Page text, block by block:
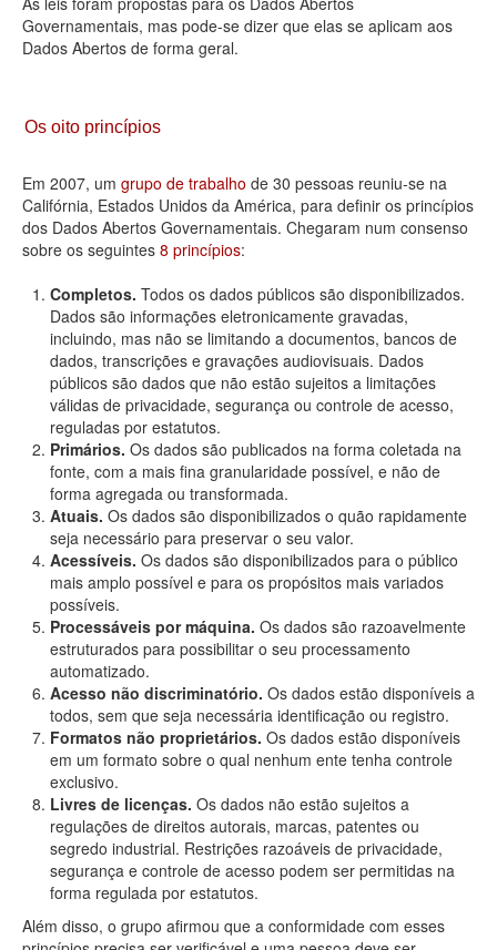
Governamentais, mas pode-se dizer que elas se aplicam aos
Dados Abertos de forma geral.
Os oito princípios
Em 2007, um grupo de trabalho de 30 pessoas reuniu-se na
Califórnia, Estados Unidos da América, para definir os princípios
dos Dados Abertos Governamentais. Chegaram num consenso
sobre os seguintes 8 princípios:
Completos. Todos os dados públicos são disponibilizados.
Dados são informações eletronicamente gravadas,
incluindo, mas não se limitando a documentos, bancos de
dados, transcrições e gravações audiovisuais. Dados
públicos são dados que não estão sujeitos a limitações
válidas de privacidade, segurança ou controle de acesso,
reguladas por estatutos.
Primários. Os dados são publicados na forma coletada na
fonte, com a mais fina granularidade possível, e não de
forma agregada ou transformada.
Atuais. Os dados são disponibilizados o quão rapidamente
seja necessário para preservar o seu valor.
Acessíveis. Os dados são disponibilizados para o público
mais amplo possível e para os propósitos mais variados
possíveis.
Processáveis por máquina. Os dados são razoavelmente
estruturados para possibilitar o seu processamento
automatizado.
Acesso não discriminatório. Os dados estão disponíveis a
todos, sem que seja necessária identificação ou registro.
Formatos não proprietários. Os dados estão disponíveis
em um formato sobre o qual nenhum ente tenha controle
exclusivo.
Livres de licenças. Os dados não estão sujeitos a
regulações de direitos autorais, marcas, patentes ou
segredo industrial. Restrições razoáveis de privacidade,
segurança e controle de acesso podem ser permitidas na
forma regulada por estatutos.
Além disso, o grupo afirmou que a conformidade com esses